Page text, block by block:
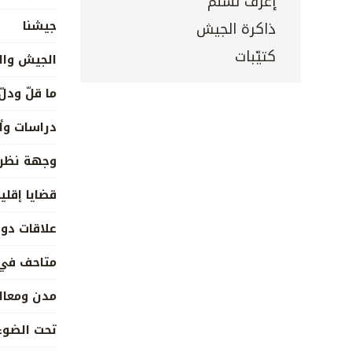
ذاكرة الجيش
كتيّبات
جيشنا
الجيش
ما قلّ
دراسات
وجهة
قضايا
علاقات
متاحف
مدن
تحت